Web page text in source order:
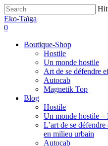
Hit
Eko-Taïga
0
Boutique-Shop
Hostile
Un monde hostile
Art de se défendre
Autocab
Magnetik Top
Blog
Hostile
Un monde hostile –
L’art de se
en milieu urbain
Autocab